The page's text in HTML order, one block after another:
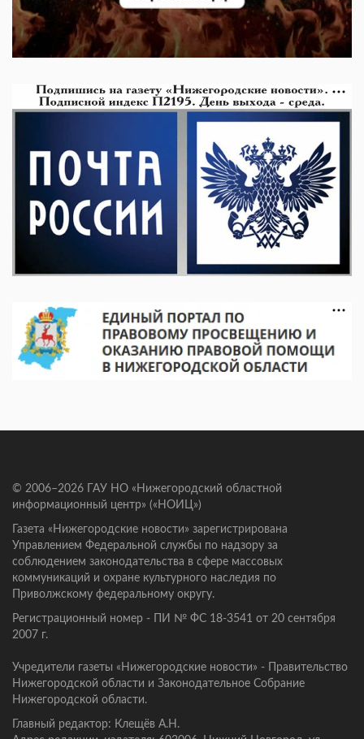
© 2006–2026 ГАУ НО «Нижегородский областной
информационный центр» («НОИЦ»)
Газета «Нижегородские новости» зарегистрирована
Управлением Федеральной службы по надзору за
соблюдением законодательства в сфере массовых
коммуникаций и охране культурного наследия по
Приволжскому федеральному округу.
Регистрационный номер - ПИ № ФС 18-3541 от 20 сентября
2007 г.
Учредители газеты «Нижегородские новости» - Правительство
Нижегородской области и Законодательное Собрание
Нижегородской области.
Главный редактор: Клещёв А.Н.